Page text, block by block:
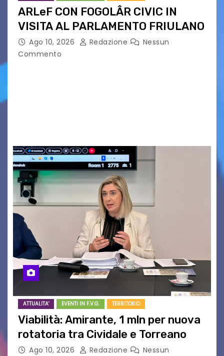
ARLeF CON FOGOLÂR CIVIC IN
VISITA AL PARLAMENTO FRIULANO
Ago 10, 2026 Redazione
Nessun
Commento
ATTUALITA' EVENTI IN F.V.G. TERRITORIO
Viabilità: Amirante, 1 mln per nuova
rotatoria tra Cividale e Torreano
Ago 10, 2026 Redazione
Nessun